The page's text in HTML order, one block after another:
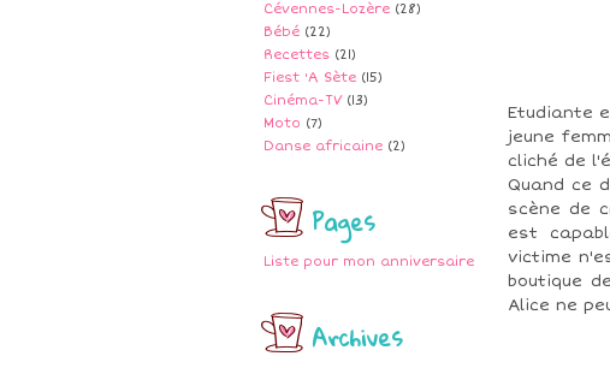
Cévennes-Lozère (28)
Bébé (22)
Recettes (21)
Fiest 'A Sète (15)
Cinéma-TV (13)
Moto (7)
Danse africaine (2)
Pages
Liste pour mon anniversaire
Archives
Etudiante
jeune
cliché de
Quand ce
scène de
est
victime
boutique
Alice ne